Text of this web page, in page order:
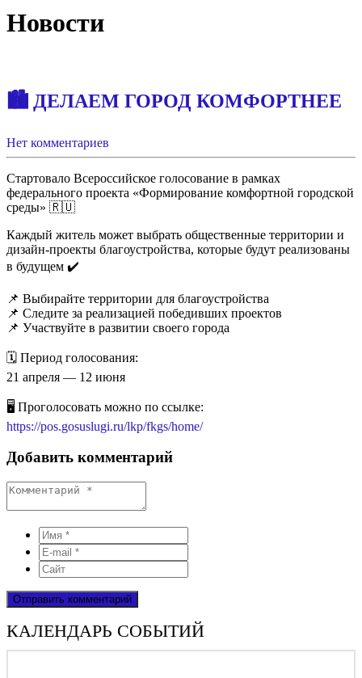
Новости
🏙 ДЕЛАЕМ ГОРОД КОМФОРТНЕЕ
Нет комментариев
Стартовало Всероссийское голосование в рамках
федерального проекта «Формирование комфортной городской
среды» 🇷🇺
Каждый житель может выбрать общественные территории и
дизайн-проекты благоустройства, которые будут реализованы
в будущем ✔️
📌 Выбирайте территории для благоустройства
📌 Следите за реализацией победивших проектов
📌 Участвуйте в развитии своего города
🗓 Период голосования:
21 апреля — 12 июня
🖥 Проголосовать можно по ссылке:
https://pos.gosuslugi.ru/lkp/fkgs/home/
Добавить комментарий
КАЛЕНДАРЬ СОБЫТИЙ